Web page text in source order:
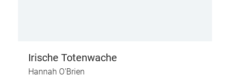
Irische Totenwache
Hannah O'Brien